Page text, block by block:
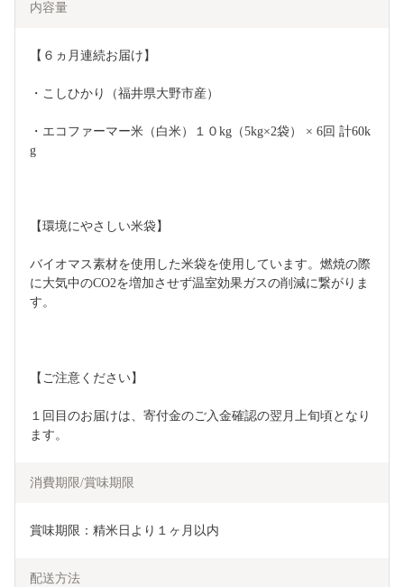
内容量
【６ヵ月連続お届け】
・こしひかり（福井県大野市産）
・エコファーマー米（白米）１０kg（5kg×2袋） × 6回 計60k
g
【環境にやさしい米袋】
バイオマス素材を使用した米袋を使用しています。燃焼の際
に大気中のCO2を増加させず温室効果ガスの削減に繋がりま
す。
【ご注意ください】
１回目のお届けは、寄付金のご入金確認の翌月上旬頃となり
ます。
消費期限/賞味期限
賞味期限：精米日より１ヶ月以内
配送方法